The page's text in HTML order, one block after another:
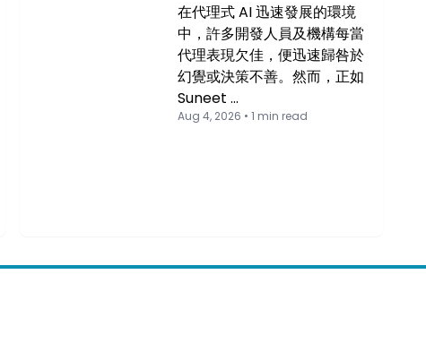
在代理式 AI 迅速發展的環境
中，許多開發人員及機構每當
代理表現欠佳，便迅速歸咎於
幻覺或決策不善。然而，正如
Suneet …
Aug 4, 2026 • 1 min read